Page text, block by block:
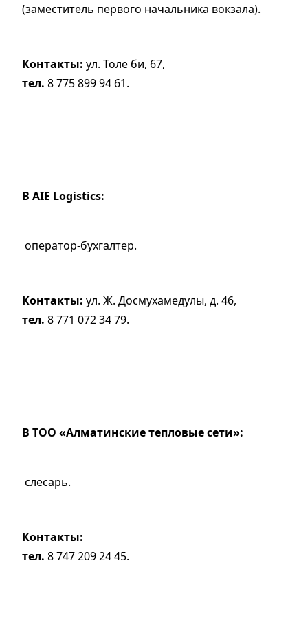
(заместитель первого начальника вокзала).
Контакты: ул. Толе би, 67,
тел. 8 775 899 94 61.
В AIE Logistics:
оператор-бухгалтер.
Контакты: ул. Ж. Дос­мухамедулы, д. 46,
тел. 8 771 072 34 79.
В ТОО «Алматинские тепловые сети»:
слесарь.
Контакты:
тел. 8 747 209 24 45.